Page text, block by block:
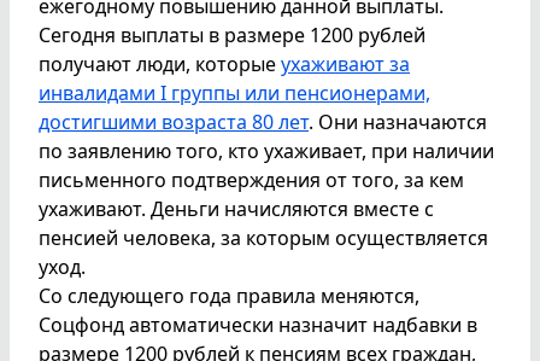
ежегодному повышению данной выплаты.
Сегодня выплаты в размере 1200 рублей
получают люди, которыеухаживают за
инвалидами I группы или пенсионерами,
достигшими возраста 80 лет. Они назначаются
по заявлению того, кто ухаживает, при наличии
письменного подтверждения от того, за кем
ухаживают. Деньги начисляются вместе с
пенсией человека, за которым осуществляется
уход.
Со следующего года правила меняются,
Соцфонд автоматически назначит надбавки в
размере 1200 рублей к пенсиям всех граждан,